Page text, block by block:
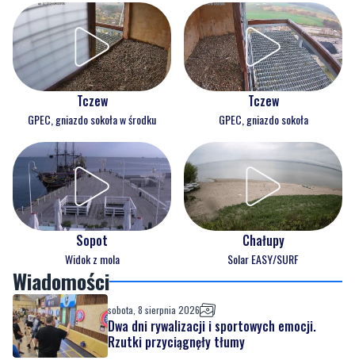
Tczew
GPEC, gniazdo sokoła w środku
Tczew
GPEC, gniazdo sokoła
Sopot
Widok z mola
Chałupy
Solar EASY/SURF
Wiadomości
sobota, 8 sierpnia 2026
Dwa dni rywalizacji i sportowych emocji.
Rzutki przyciągnęły tłumy